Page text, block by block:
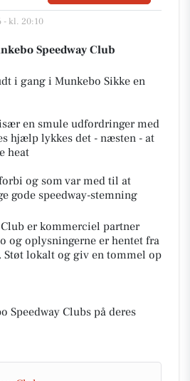
- kl. 20:10
Speedway Club
i gang i Munkebo Sikke en
en smule udfordringer med
hjælp lykkes det - næsten - at
heat
og som var med til at
gode speedway-stemning
er kommerciel partner
og oplysningerne er hentet fra
. Støt lokalt og giv en tommel op
Speedway Clubs på deres